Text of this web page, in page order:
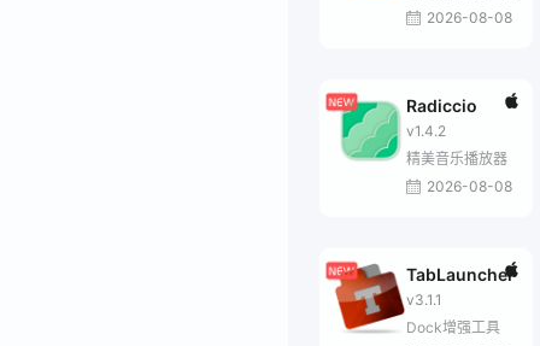
2026-08-08
Radiccio
v1.4.2
精美音乐播放器
2026-08-08
TabLauncher
v3.1.1
Dock增强工具